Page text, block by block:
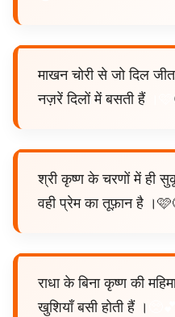
माखन चोरी से जो दिल
नज़रें दिलों में बसती हैं
श्री कृष्ण के चरणों में ही
वही प्रेम का तूफ़ान है
राधा के बिना कृष्ण की
खुशियाँ बसी होती हैं ।